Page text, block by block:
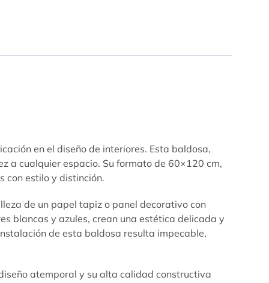
en el diseño de interiores. Esta baldosa,
a cualquier espacio. Su formato de 60×120 cm,
con estilo y distinción.
de un papel tapiz o panel decorativo con
blancas y azules, crean una estética delicada y
de esta baldosa resulta impecable,
atemporal y su alta calidad constructiva